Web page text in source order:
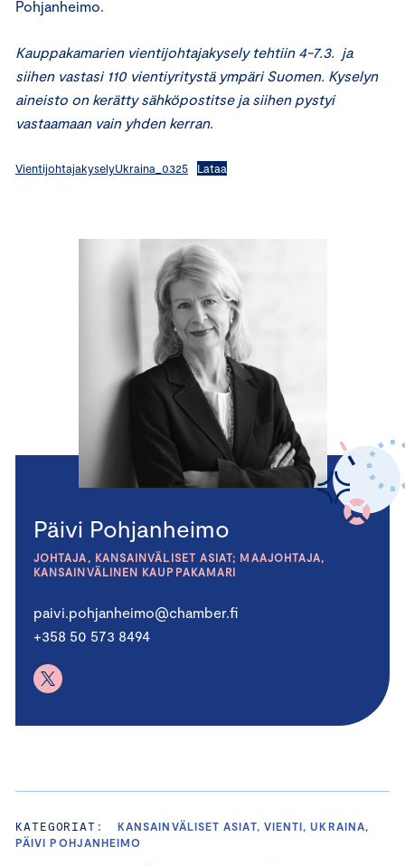
Pohjanheimo.
Kauppakamarien vientijohtajakysely tehtiin 4-7.3. ja
siihen vastasi 110 vientiyritystä ympäri Suomen. Kyselyn
aineisto on kerätty sähköpostitse ja siihen pystyi
vastaamaan vain yhden kerran.
VientijohtajakyselyUkraina_0325 Lataa
Päivi Pohjanheimo
JOHTAJA, KANSAINVÄLISET ASIAT; MAAJOHTAJA,
KANSAINVÄLINEN KAUPPAKAMARI
paivi.pohjanheimo@chamber.fi
+358 50 573 8494
KATEGORIAT:
KANSAINVÄLISET ASIAT, VIENTI, UKRAINA,
PÄIVI POHJANHEIMO